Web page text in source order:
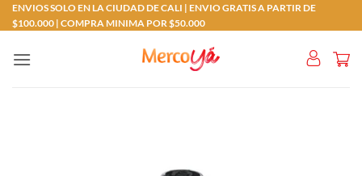
Saltar
al
ENVIOS SOLO EN LA CIUDAD DE CALI | ENVIO GRATIS A PARTIR DE
$100.000 | COMPRA MINIMA POR $50.000